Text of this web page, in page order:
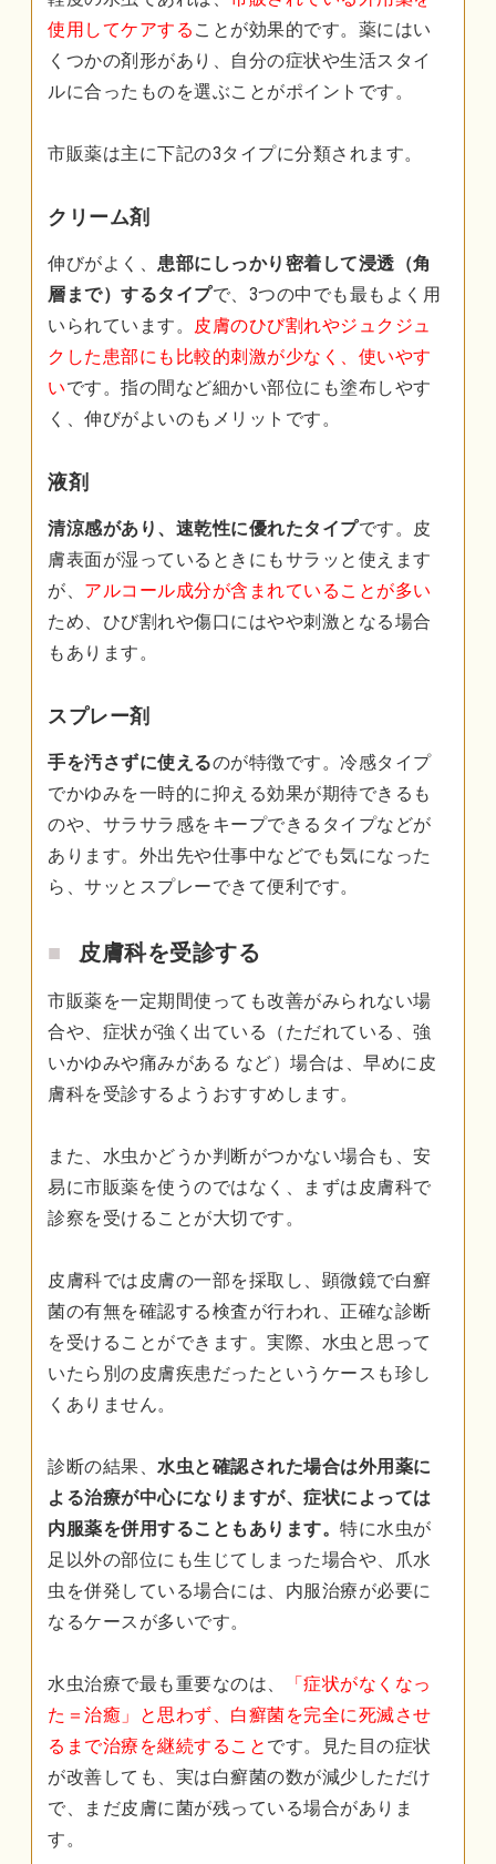
使用してケアする ことが効果的です。薬にはい
くつかの剤形があり、自分の症状や生活スタイ
ルに合ったものを選ぶことがポイントです。
市販薬は主に下記の3タイプに分類されます。
クリーム剤
伸びがよく、 患部にしっかり密着して浸透（角
層まで）するタイプで、3つの中でも最もよく用
いられています。 皮膚のひび割れやジュクジュ
クした患部にも比較的刺激が少なく、使いやす
いです。指の間など細かい部位にも塗布しやす
く、伸びがよいのもメリットです。
液剤
清涼感があり、速乾性に優れたタイプです。皮
膚表面が湿っているときにもサラッと使えます
が、 アルコール成分が含まれていることが多い
ため、ひび割れや傷口にはやや刺激となる場合
もあります。
スプレー剤
手を汚さずに使えるのが特徴です。冷感タイプ
でかゆみを一時的に抑える効果が期待できるも
のや、サラサラ感をキープできるタイプなどが
あります。外出先や仕事中などでも気になった
ら、サッとスプレーできて便利です。
皮膚科を受診する
市販薬を一定期間使っても改善がみられない場
合や、症状が強く出ている（ただれている、強
いかゆみや痛みがある など）場合は、早めに皮
膚科を受診するようおすすめします。
また、水虫かどうか判断がつかない場合も、安
易に市販薬を使うのではなく、まずは皮膚科で
診察を受けることが大切です。
皮膚科では皮膚の一部を採取し、顕微鏡で白癬
菌の有無を確認する検査が行われ、正確な診断
を受けることができます。実際、水虫と思って
いたら別の皮膚疾患だったというケースも珍し
くありません。
診断の結果、 水虫と確認された場合は外用薬に
よる治療が中心になりますが、症状によっては
内服薬を併用することもあります。 特に水虫が
足以外の部位にも生じてしまった場合や、爪水
虫を併発している場合には、内服治療が必要に
なるケースが多いです。
水虫治療で最も重要なのは、
「症状がなくなっ
た＝治癒」と思わず、白癬菌を完全に死滅させ
るまで治療を継続すること です。見た目の症状
が改善しても、実は白癬菌の数が減少しただけ
で、まだ皮膚に菌が残っている場合がありま
す。